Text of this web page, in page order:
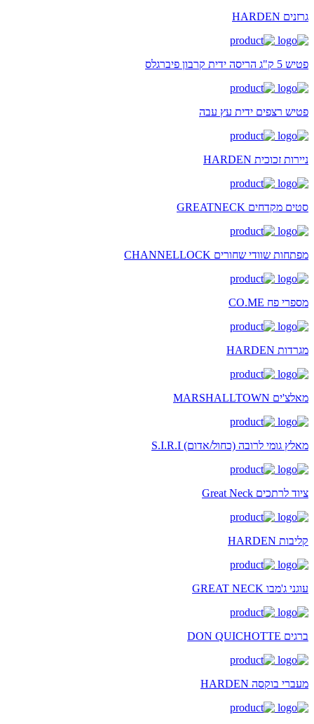
גרזנים HARDEN
פטיש 5 ק"ג הריסה ידית קרבון פיברגלס
פטיש רצפים ידית עץ עבה
ניירות זכוכית HARDEN
סטים מקדחים GREATNECK
מפתחות שוודי שחורים CHANNELLOCK
מספרי פח CO.ME
מגרדות HARDEN
מאלצ'ים MARSHALLTOWN
מאלץ גומי לרובה (כחול/אדום) S.I.R.I
ציוד לרתכים Great Neck
קליבות HARDEN
עוגני ג'מבו GREAT NECK
ברגים DON QUICHOTTE
מעברי בוקסה HARDEN